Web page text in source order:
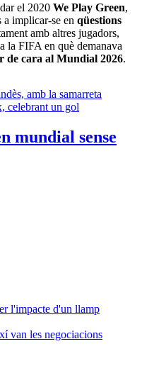
el 2020 We Play Green,
implicar-se en qüestions
amb altres jugadors,
la FIFA en què demanava
de cara al Mundial 2026.
l'impacte d'un llamp
van les negociacions